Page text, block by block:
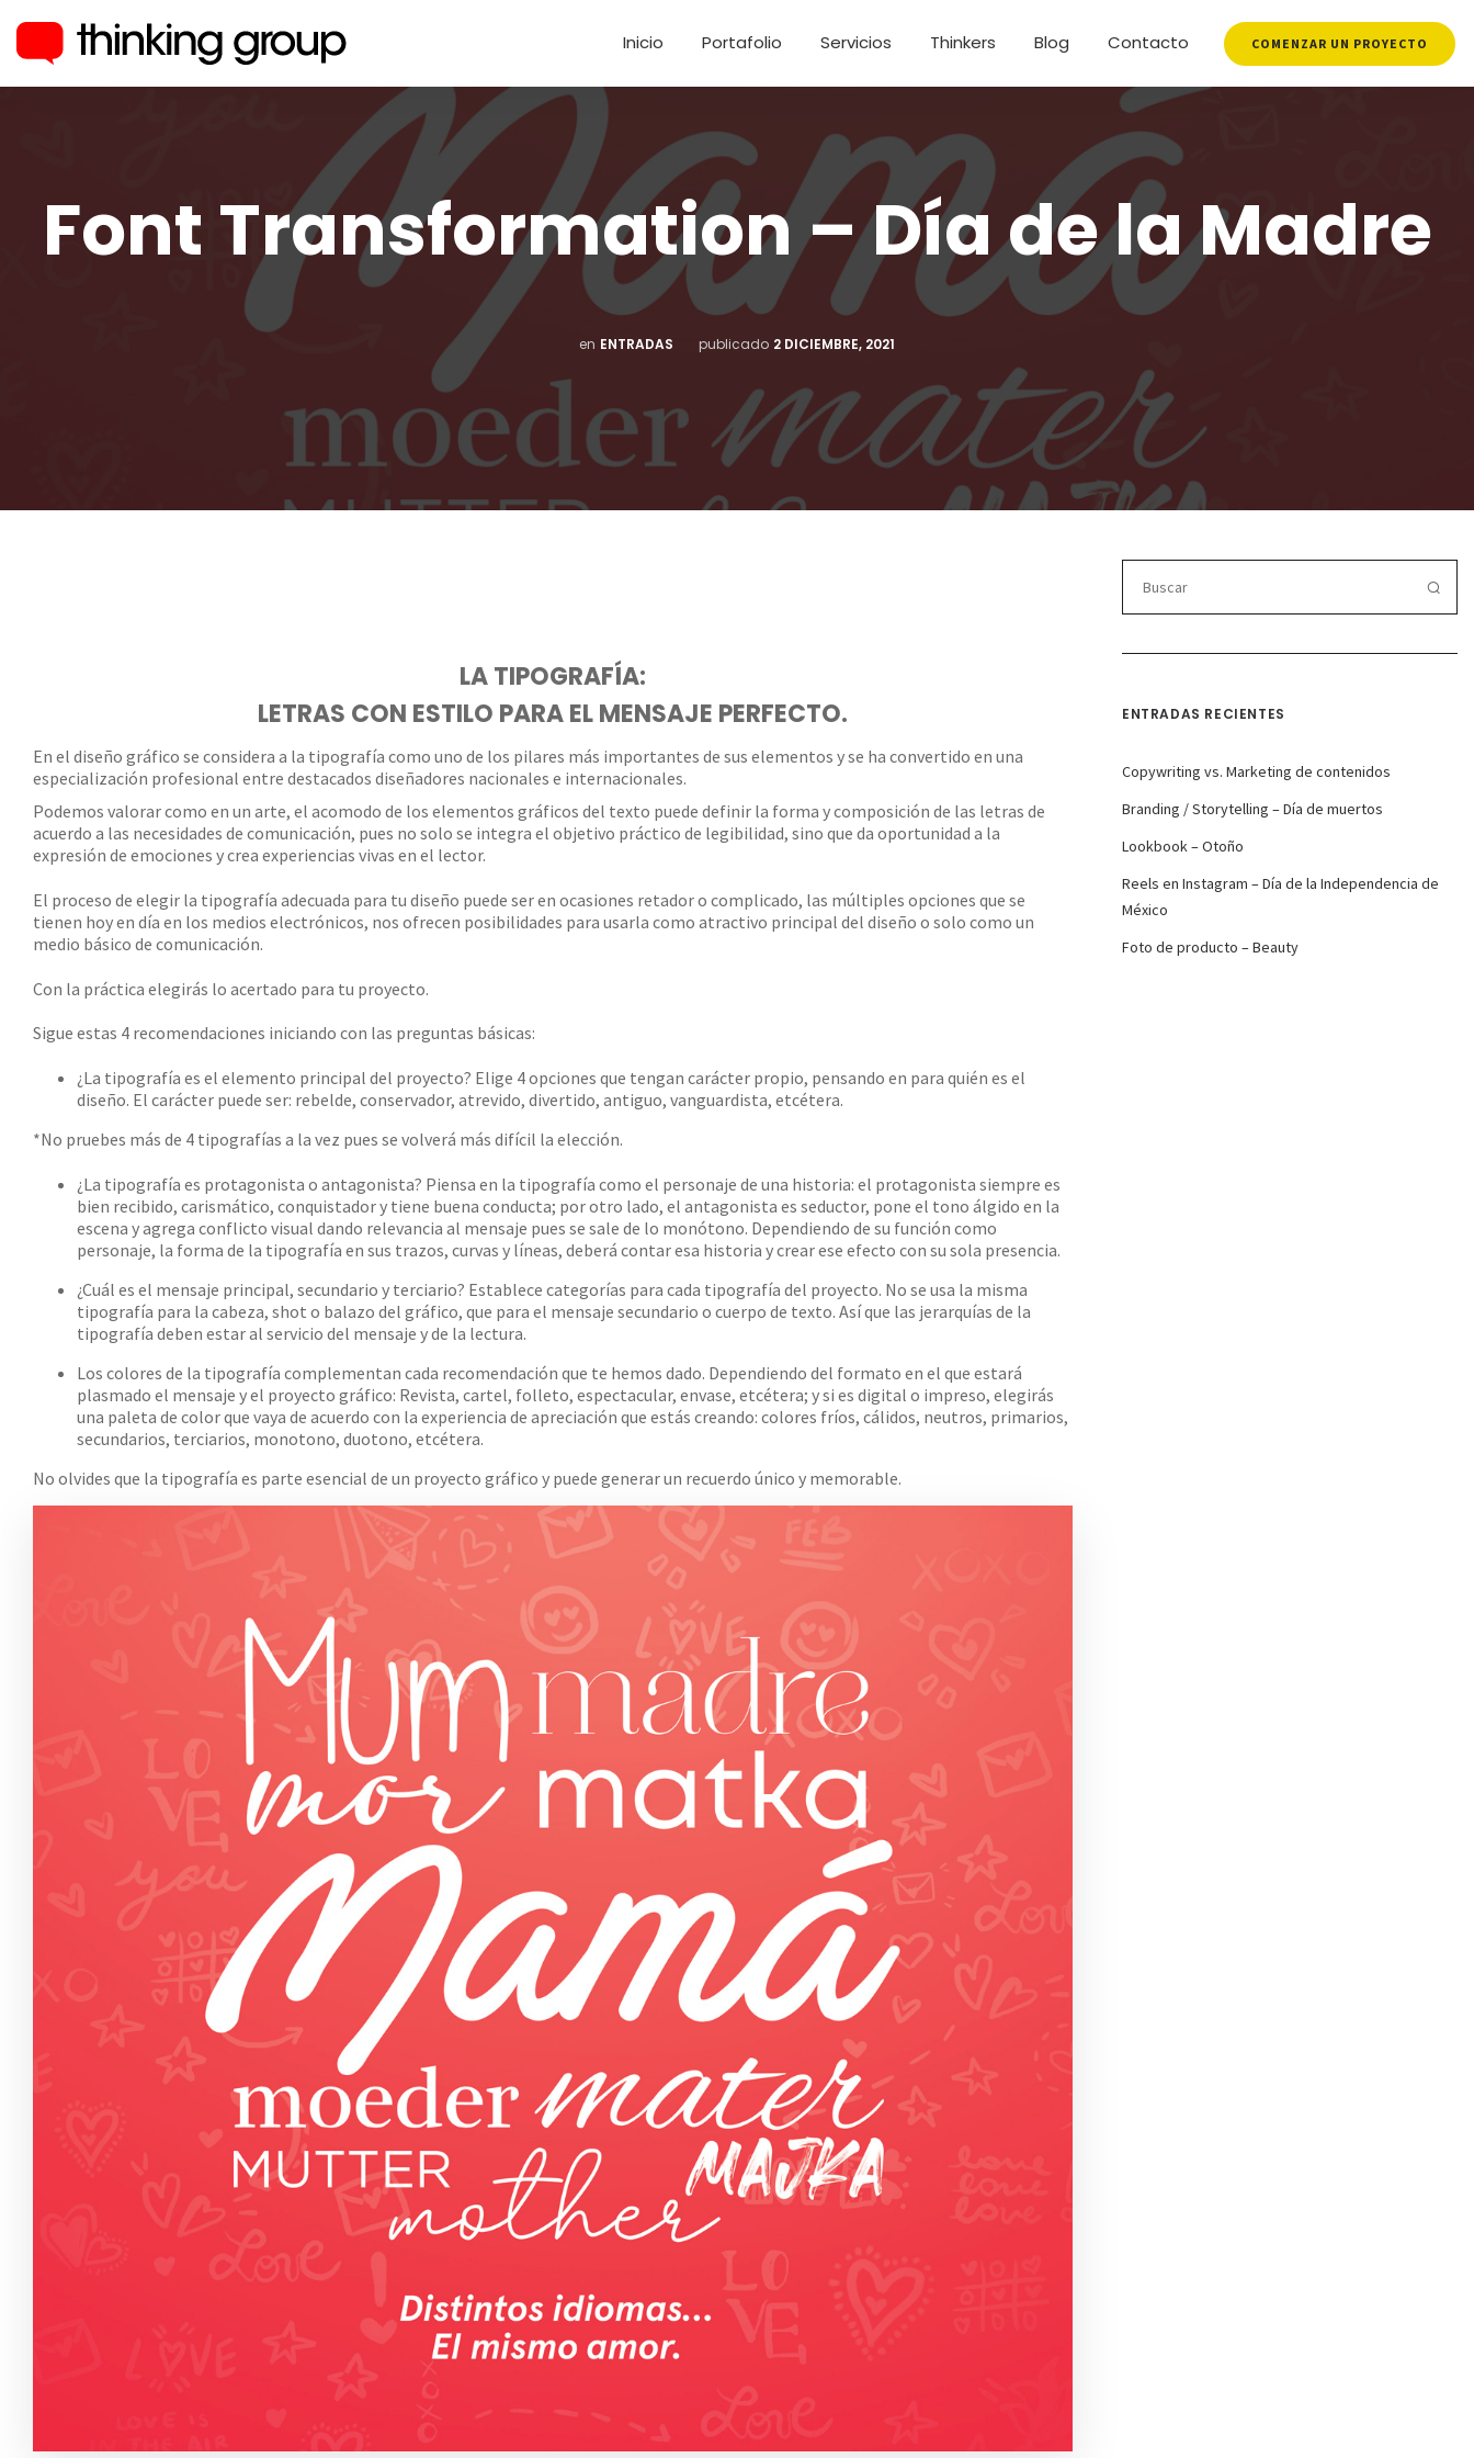
Inicio Portafolio Servicios Thinkers Blog Contacto COMENZAR UN PROYECTO
Font Transformation – Día de la Madre
en ENTRADAS publicado 2 DICIEMBRE, 2021
LA TIPOGRAFÍA:
LETRAS CON ESTILO PARA EL MENSAJE PERFECTO.
En el diseño gráfico se considera a la tipografía como uno de los pilares más importantes de sus elementos y se ha convertido en una
especialización profesional entre destacados diseñadores nacionales e internacionales.
Podemos valorar como en un arte, el acomodo de los elementos gráficos del texto puede definir la forma y composición de las letras de
acuerdo a las necesidades de comunicación, pues no solo se integra el objetivo práctico de legibilidad, sino que da oportunidad a la
expresión de emociones y crea experiencias vivas en el lector.
El proceso de elegir la tipografía adecuada para tu diseño puede ser en ocasiones retador o complicado, las múltiples opciones que se
tienen hoy en día en los medios electrónicos, nos ofrecen posibilidades para usarla como atractivo principal del diseño o solo como un
medio básico de comunicación.
Con la práctica elegirás lo acertado para tu proyecto.
Sigue estas 4 recomendaciones iniciando con las preguntas básicas:
¿La tipografía es el elemento principal del proyecto? Elige 4 opciones que tengan carácter propio, pensando en para quién es el
diseño. El carácter puede ser: rebelde, conservador, atrevido, divertido, antiguo, vanguardista, etcétera.
*No pruebes más de 4 tipografías a la vez pues se volverá más difícil la elección.
¿La tipografía es protagonista o antagonista? Piensa en la tipografía como el personaje de una historia: el protagonista siempre es
bien recibido, carismático, conquistador y tiene buena conducta; por otro lado, el antagonista es seductor, pone el tono álgido en la
escena y agrega conflicto visual dando relevancia al mensaje pues se sale de lo monótono. Dependiendo de su función como
personaje, la forma de la tipografía en sus trazos, curvas y líneas, deberá contar esa historia y crear ese efecto con su sola presencia.
¿Cuál es el mensaje principal, secundario y terciario? Establece categorías para cada tipografía del proyecto. No se usa la misma
tipografía para la cabeza, shot o balazo del gráfico, que para el mensaje secundario o cuerpo de texto. Así que las jerarquías de la
tipografía deben estar al servicio del mensaje y de la lectura.
Los colores de la tipografía complementan cada recomendación que te hemos dado. Dependiendo del formato en el que estará
plasmado el mensaje y el proyecto gráfico: Revista, cartel, folleto, espectacular, envase, etcétera; y si es digital o impreso, elegirás
una paleta de color que vaya de acuerdo con la experiencia de apreciación que estás creando: colores fríos, cálidos, neutros, primarios,
secundarios, terciarios, monotono, duotono, etcétera.
No olvides que la tipografía es parte esencial de un proyecto gráfico y puede generar un recuerdo único y memorable.
ENTRADAS RECIENTES
Copywriting vs. Marketing de contenidos
Branding / Storytelling – Día de muertos
Lookbook – Otoño
Reels en Instagram – Día de la Independencia de
México
Foto de producto – Beauty